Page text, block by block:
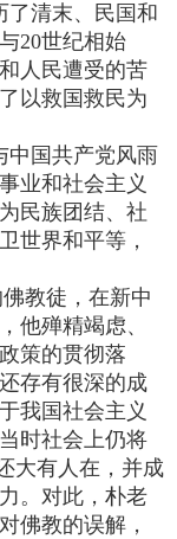
清末、民国和
20世纪相始
人民遭受的苦
以救国救民为
国共产党风雨
业和社会主义
民族团结、社
世界和平等，
教徒，在新中
他殚精竭虑、
策的贯彻落
存有很深的成
我国社会主义
时社会上仍将
大有人在，并成
。对此，朴老
佛教的误解，